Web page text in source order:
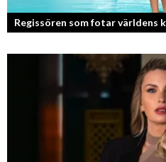
Regissören som fotar världens
Fotografen och regissören Peter
ett sant bevis på att om man tror på